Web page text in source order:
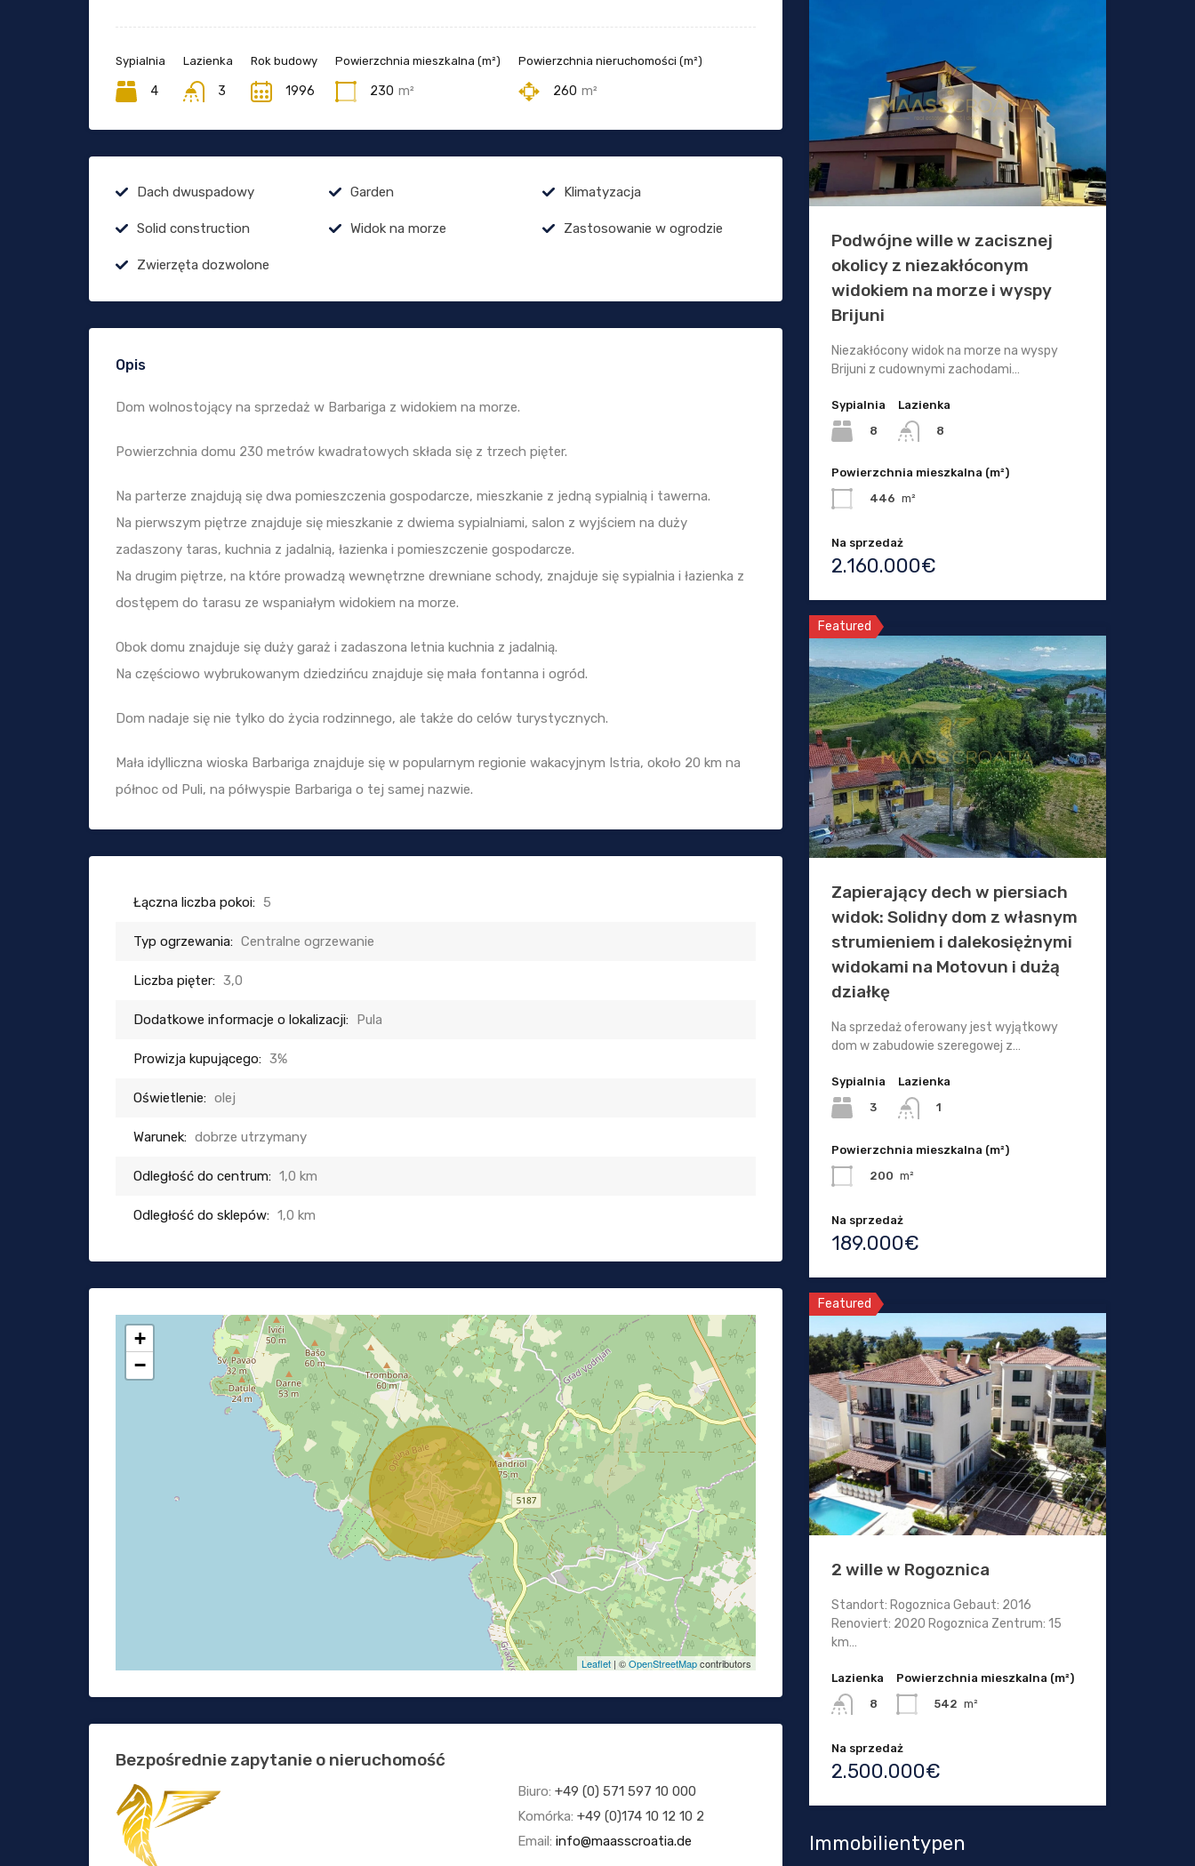
Sypialnia
4
Lazienka
3
Rok budowy
1996
Powierzchnia mieszkalna (m²)
230 m²
Powierzchnia nieruchomości (m²)
260 m²
Dach dwuspadowy Garden Klimatyzacja
Solid construction Widok na morze Zastosowanie w ogrodzie
Zwierzęta dozwolone
Opis
Dom wolnostojący na sprzedaż w Barbariga z widokiem na morze.
Powierzchnia domu 230 metrów kwadratowych składa się z trzech pięter.
Na parterze znajdują się dwa pomieszczenia gospodarcze, mieszkanie z jedną sypialnią i tawerna.
Na pierwszym piętrze znajduje się mieszkanie z dwiema sypialniami, salon z wyjściem na duży
zadaszony taras, kuchnia z jadalnią, łazienka i pomieszczenie gospodarcze.
Na drugim piętrze, na które prowadzą wewnętrzne drewniane schody, znajduje się sypialnia i łazienka z
dostępem do tarasu ze wspaniałym widokiem na morze.
Obok domu znajduje się duży garaż i zadaszona letnia kuchnia z jadalnią.
Na częściowo wybrukowanym dziedzińcu znajduje się mała fontanna i ogród.
Dom nadaje się nie tylko do życia rodzinnego, ale także do celów turystycznych.
Mała idylliczna wioska Barbariga znajduje się w popularnym regionie wakacyjnym Istria, około 20 km na
północ od Puli, na półwyspie Barbariga o tej samej nazwie.
Łączna liczba pokoi: 5
Typ ogrzewania: Centralne ogrzewanie
Liczba pięter: 3,0
Dodatkowe informacje o lokalizacji: Pula
Prowizja kupującego: 3%
Oświetlenie: olej
Warunek: dobrze utrzymany
Odległość do centrum: 1,0 km
Odległość do sklepów: 1,0 km
+
−
Leaflet| ©OpenStreetMapcontributors
Bezpośrednie zapytanie o nieruchomość
Biuro: +49 (0) 571 597 10 000
Komórka: +49 (0)174 10 12 10 2
Email: info@maasscroatia.de
Podwójne wille w zacisznej
okolicy z niezakłóconym
widokiem na morze i wyspy
Brijuni
Niezakłócony widok na morze na wyspy
Brijuni z cudownymi zachodami…
Sypialnia
8
Lazienka
8
Powierzchnia mieszkalna (m²)
446 m²
Na sprzedaż
2.160.000€
Featured
Zapierający dech w piersiach
widok: Solidny dom z własnym
strumieniem i dalekosiężnymi
widokami na Motovun i dużą
działkę
Na sprzedaż oferowany jest wyjątkowy
dom w zabudowie szeregowej z…
Sypialnia
3
Lazienka
1
Powierzchnia mieszkalna (m²)
200 m²
Na sprzedaż
189.000€
Featured
2 wille w Rogoznica
Standort: Rogoznica Gebaut: 2016
Renoviert: 2020 Rogoznica Zentrum: 15
km…
Lazienka
8
Powierzchnia mieszkalna (m²)
542 m²
Na sprzedaż
2.500.000€
Immobilientypen